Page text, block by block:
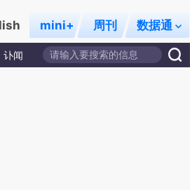
mini+ 周刊 数据通
讣闻